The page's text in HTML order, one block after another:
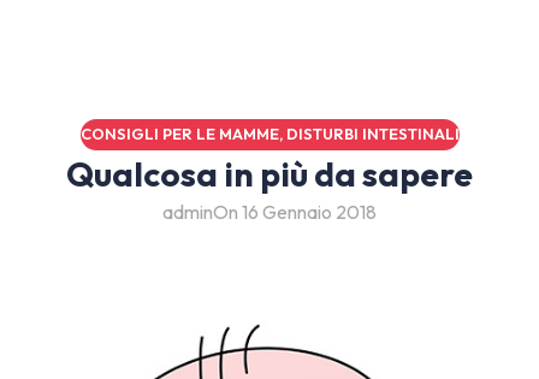
CONSIGLI PER LE MAMME, DISTURBI INTESTINALI
Qualcosa in più da sapere
adminOn 16 Gennaio 2018